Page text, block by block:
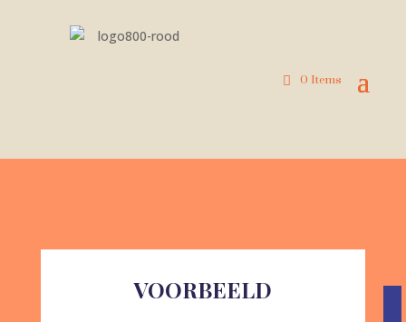
0 Items
VOORBEELD